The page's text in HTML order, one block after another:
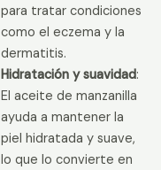
para tratar condiciones
como el eczema y la
dermatitis.
Hidratación y suavidad:
El aceite de manzanilla
ayuda a mantener la
piel hidratada y suave,
lo que lo convierte en